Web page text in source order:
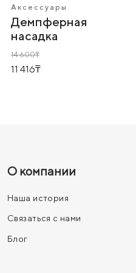
Аксессуары
Демпферная
насадка
14 600
11 416
О компании
Наша история
Связаться с нами
Блог